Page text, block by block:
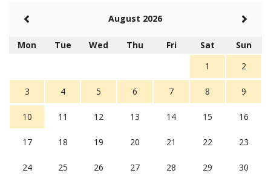
August 2026
Mon Tue Wed Thu Fri Sat
Sun
1
2
3 4 5 6 7 8 9
10 11 12 13 14 15 16
17 18 19 20 21 22 23
24 25 26 27 28 29 30